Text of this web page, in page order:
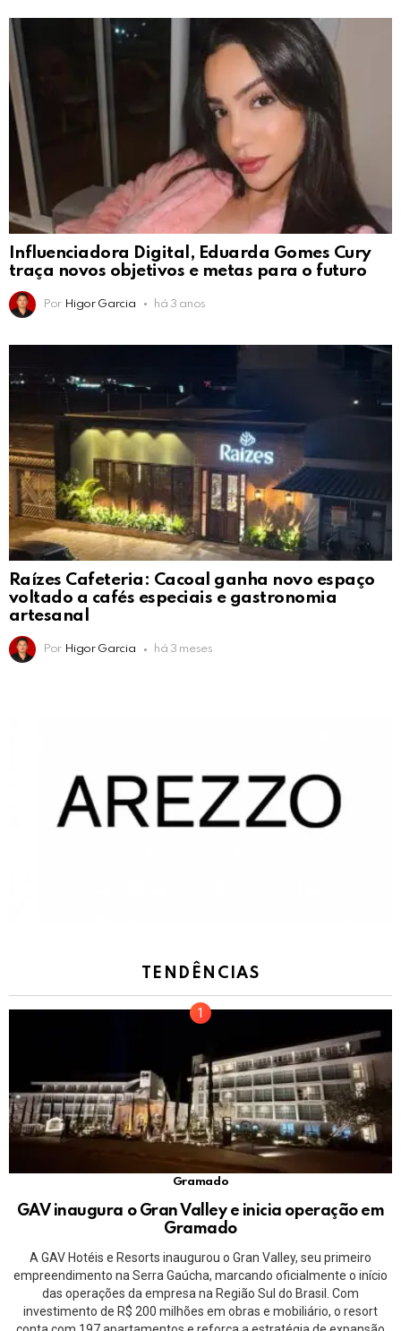
Influenciadora Digital, Eduarda Gomes Cury
traça novos objetivos e metas para o futuro
Por Higor Garcia há 3 anos
Raízes Cafeteria: Cacoal ganha novo espaço
voltado a cafés especiais e gastronomia
artesanal
Por Higor Garcia há 3 meses
TENDÊNCIAS
Gramado
GAV inaugura o Gran Valley e inicia operação em
Gramado
A GAV Hotéis e Resorts inaugurou o Gran Valley, seu primeiro
empreendimento na Serra Gaúcha, marcando oficialmente o início
das operações da empresa na Região Sul do Brasil. Com
investimento de R$ 200 milhões em obras e mobiliário, o resort